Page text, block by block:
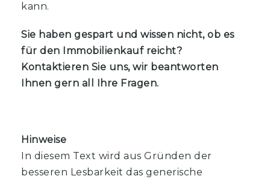
kann.
Sie haben gespart und wissen nicht, ob es
für den Immobilienkauf reicht?
Kontaktieren Sie uns, wir beantworten
Ihnen gern all Ihre Fragen.
Hinweise
In diesem Text wird aus Gründen der
besseren Lesbarkeit das generische